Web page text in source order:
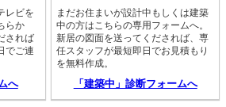
レビを
らか
されば
でご連
へ
まだお住まいが設計中もしくは建築
中の方はこちらの専用フォームへ。
新居の図面を送ってくだされば、専
任スタッフが最短即日でお見積もり
を無料作成。
「建築中」診断フォームへ